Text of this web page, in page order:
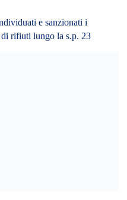
e sanzionati i
rifiuti lungo la s.p. 23